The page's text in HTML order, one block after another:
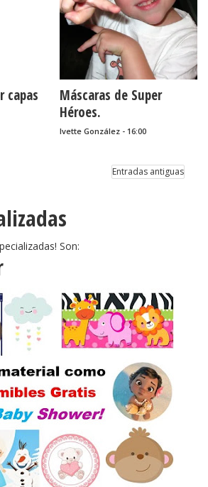
capas
Máscaras de Super
Héroes.
Ivette González - 16:00
Entradas antiguas
Son: